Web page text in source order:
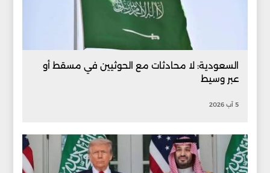
السعودية: لا محادثات مع الحوثيين في مسقط أو
عبر وسيط
5 آب 2026